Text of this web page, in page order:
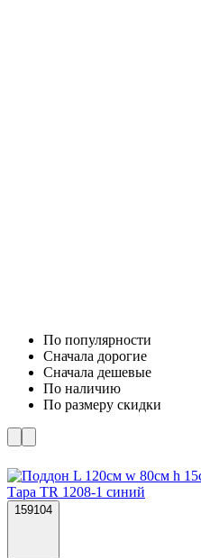
По популярности
Cначала дорогие
Cначала дешевые
По наличию
По размеру скидки
159104